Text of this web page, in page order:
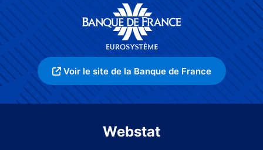
Voir le site de la Banque de France
Webstat